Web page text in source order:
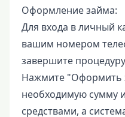
Оформление займа:
Для входа в личный
вашим номером
завершите
Нажмите "Оформить
необходимую сумму
средствами, а